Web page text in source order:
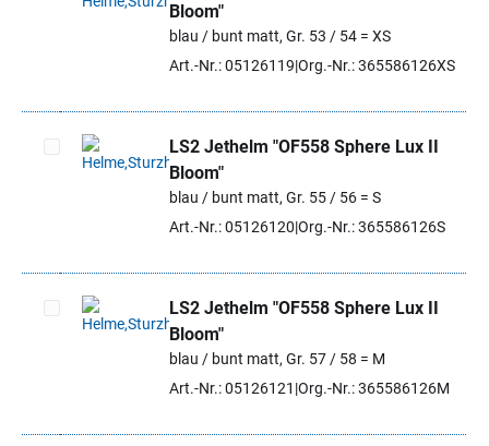
Artikel auswählen
Bloom"
blau / bunt matt, Gr. 53 / 54 = XS
Art.-Nr.: 05126119 Org.-Nr.: 365586126XS
Artikel auswählen
LS2 Jethelm "OF558 Sphere Lux II
Bloom"
blau / bunt matt, Gr. 55 / 56 = S
Art.-Nr.: 05126120 Org.-Nr.: 365586126S
Artikel auswählen
LS2 Jethelm "OF558 Sphere Lux II
Bloom"
blau / bunt matt, Gr. 57 / 58 = M
Art.-Nr.: 05126121 Org.-Nr.: 365586126M